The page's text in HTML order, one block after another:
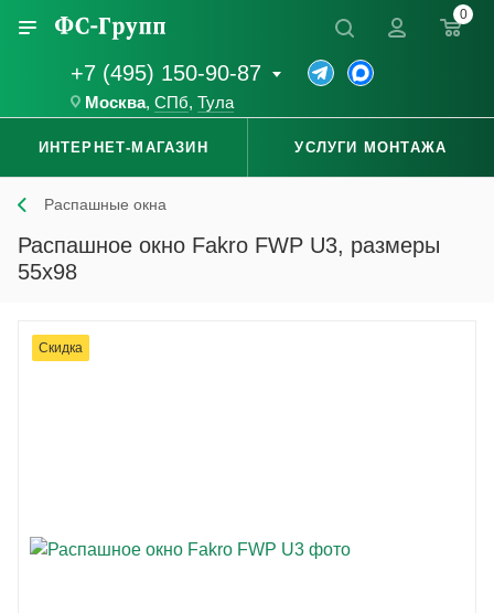
+7 (495) 150-90-87
Москва, СПб, Тула
0
ИНТЕРНЕТ-МАГАЗИН УСЛУГИ МОНТАЖА
Распашные окна
Распашное окно Fakro FWP U3, размеры
55x98
Скидка